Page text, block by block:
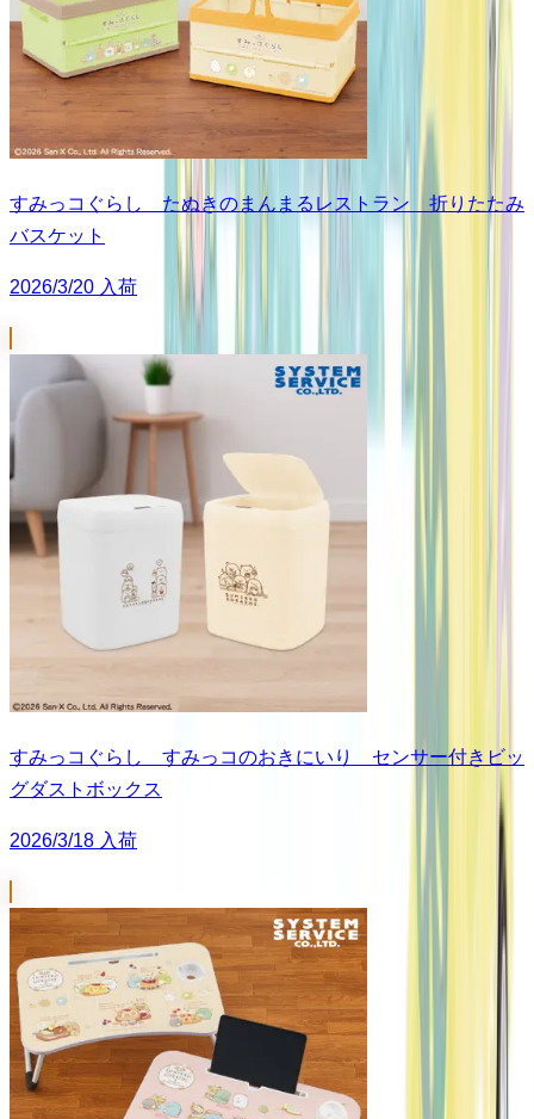
すみっコぐらし たぬきのまんまるレストラン 折りたたみ
バスケット
2026/3/20 入荷
すみっコぐらし すみっコのおきにいり センサー付きビッ
グダストボックス
2026/3/18 入荷